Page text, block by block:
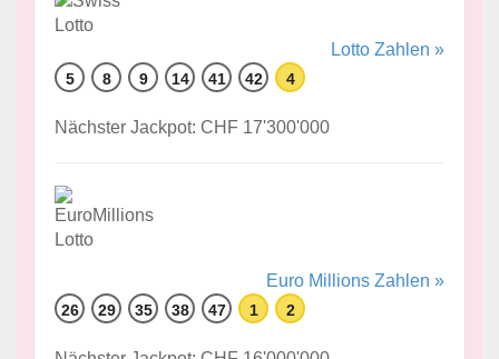
Lotto Zahlen »
5 8 9 14 41 42 4
Nächster Jackpot: CHF 17'300'000
Euro Millions Zahlen »
26 29 35 38 47 1 2